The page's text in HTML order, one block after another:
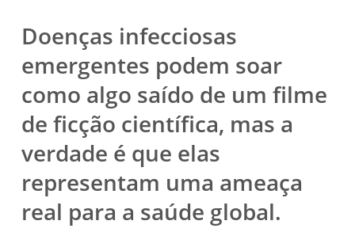
Doenças infecciosas
emergentes podem soar
como algo saído de um filme
de ficção científica, mas a
verdade é que elas
representam uma ameaça
real para a saúde global.